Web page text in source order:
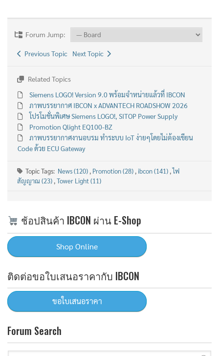
Forum Jump:
Previous Topic Next Topic
Related Topics
Siemens LOGO! Version 9.0 พร้อมจำหน่ายแล้วที่ IBCON
ภาพบรรยากาศ IBCON x ADVANTECH ROADSHOW 2026
โปรโมชั่นพิเศษ Siemens LOGO!, SITOP Power Supply
Promotion Qlight EQ100-BZ
ภาพบรรยากาศงานอบรม ทำระบบ IoT ง่ายๆโดยไม่ต้องเขียน
Code ด้วย ECU Gateway
Topic Tags: News (120) , Promotion (28) , ibcon (141) ,ไฟ
สัญญาณ (23) ,Tower Light (11)
ช้อปสินค้า IBCON ผ่าน E-Shop
ติดต่อขอใบเสนอราคากับ IBCON
Forum Search